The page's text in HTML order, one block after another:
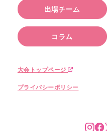
出場チーム
コラム
大会トップページ
プライバシーポリシー